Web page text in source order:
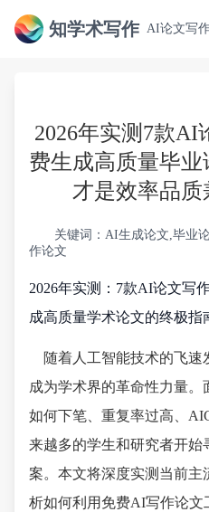
知学术写作 AI论文写
2026年实测7款AI
费生成高质量毕
才是效率品质
关键词：AI生成论文,毕业
作论文
2026年实测：7款AI论文写
成高质量学术论文的终极指
随着人工智能技术的飞
成为学术界的革命性力量
如何下笔、重复率过高、
来越多的学生和研究者开
案。本文将深度实测当前
析如何利用免费AI写作论文